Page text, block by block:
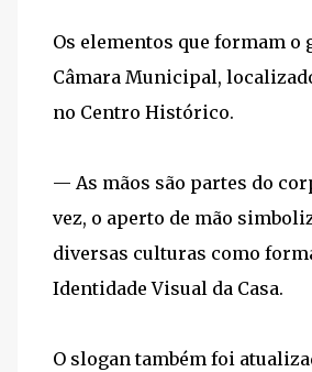
Os elementos que formam o
Câmara Municipal,
no Centro Histórico.
— As mãos são partes do
vez, o aperto de mão
diversas culturas como
Identidade Visual da Casa.
O slogan também foi